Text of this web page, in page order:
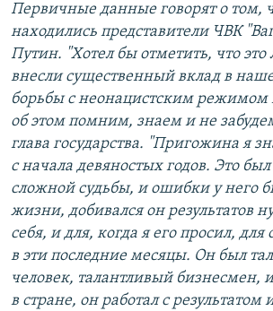
Первичные данные говорят о том,
находились представители ЧВК
Путин. "Хотел бы отметить, что
внесли существенный вклад в
борьбы с неонацистским
об этом помним, знаем и не
глава государства. "Пригожина я
с начала девяностых годов. Это
сложной судьбы, и ошибки у него
жизни, добивался он результатов
себя, и для, когда я его просил,
в эти последние месяцы. Он был
человек, талантливый бизнесмен,
в стране, он работал с результатом